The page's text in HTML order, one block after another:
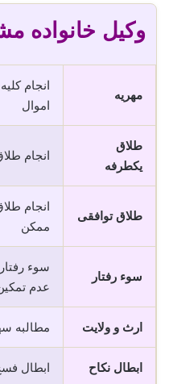
وکیل خانواده
مهریه
انجام
اموال
طلاق
یکطرفه
انجام
طلاق توافقی
انجام
ممکن
سوء رفتار
سوء
عدم
ارث و ولایت مطالبه
ابطال نکاح ابطال